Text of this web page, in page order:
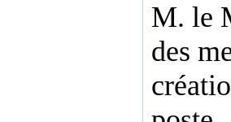
M. le
des